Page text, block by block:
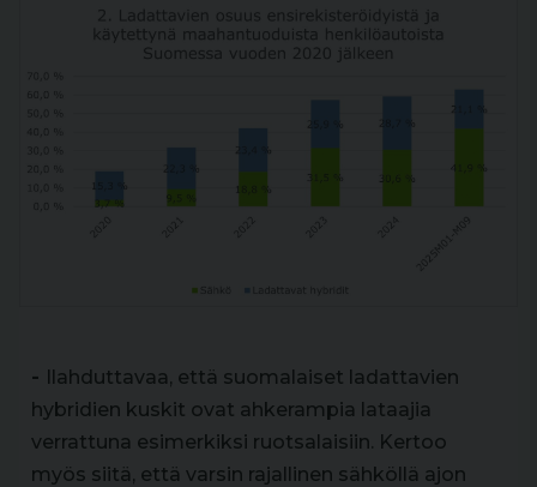
- Ilahduttavaa, että suomalaiset ladattavien
hybridien kuskit ovat ahkerampia lataajia
verrattuna esimerkiksi ruotsalaisiin. Kertoo
myös siitä, että varsin rajallinen sähköllä ajon